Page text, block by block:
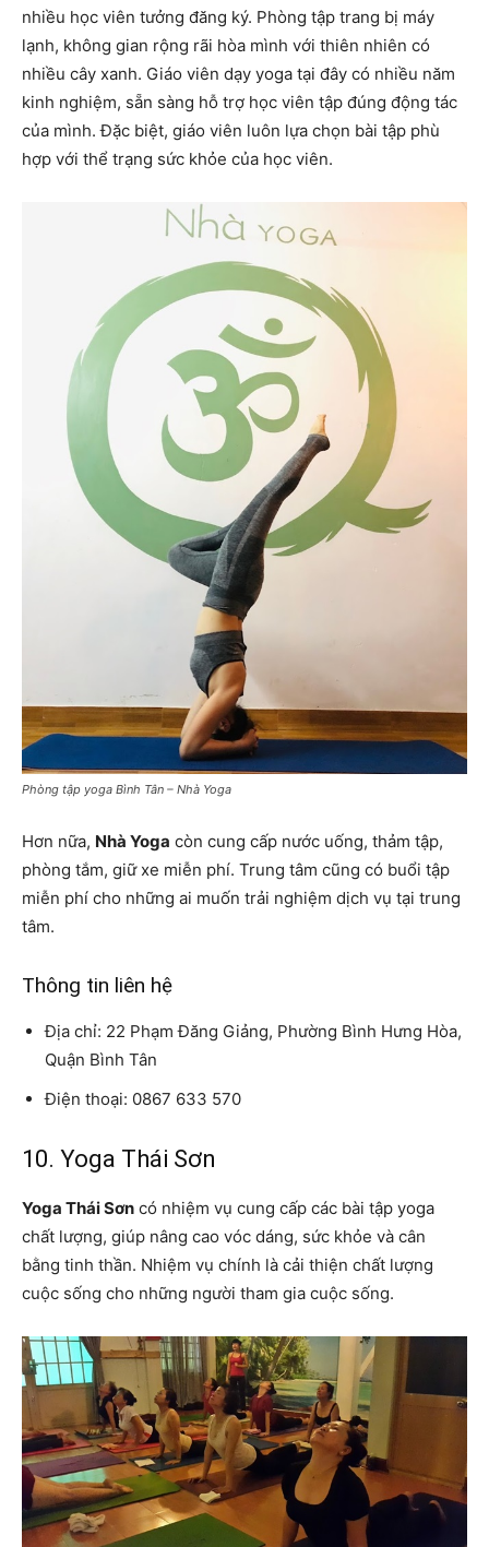
nhiều học viên tưởng đăng ký. Phòng tập trang bị máy
lạnh, không gian rộng rãi hòa mình với thiên nhiên có
nhiều cây xanh. Giáo viên dạy yoga tại đây có nhiều năm
kinh nghiệm, sẵn sàng hỗ trợ học viên tập đúng động tác
của mình. Đặc biệt, giáo viên luôn lựa chọn bài tập phù
hợp với thể trạng sức khỏe của học viên.
Phòng tập yoga Bình Tân – Nhà Yoga
Hơn nữa, Nhà Yoga còn cung cấp nước uống, thảm tập,
phòng tắm, giữ xe miễn phí. Trung tâm cũng có buổi tập
miễn phí cho những ai muốn trải nghiệm dịch vụ tại trung
tâm.
Thông tin liên hệ
Địa chỉ: 22 Phạm Đăng Giảng, Phường Bình Hưng Hòa,
Quận Bình Tân
Điện thoại: 0867 633 570
10. Yoga Thái Sơn
Yoga Thái Sơn có nhiệm vụ cung cấp các bài tập yoga
chất lượng, giúp nâng cao vóc dáng, sức khỏe và cân
bằng tinh thần. Nhiệm vụ chính là cải thiện chất lượng
cuộc sống cho những người tham gia cuộc sống.